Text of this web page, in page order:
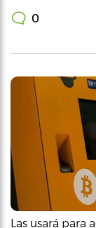
0
Las usará para